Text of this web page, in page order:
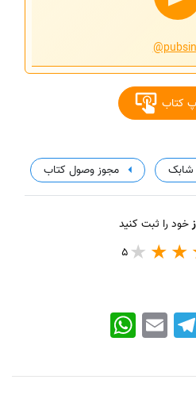
کتاب
شابک مجوز وصول کتاب
خود را ثبت کنید
5
WhatsApp Email